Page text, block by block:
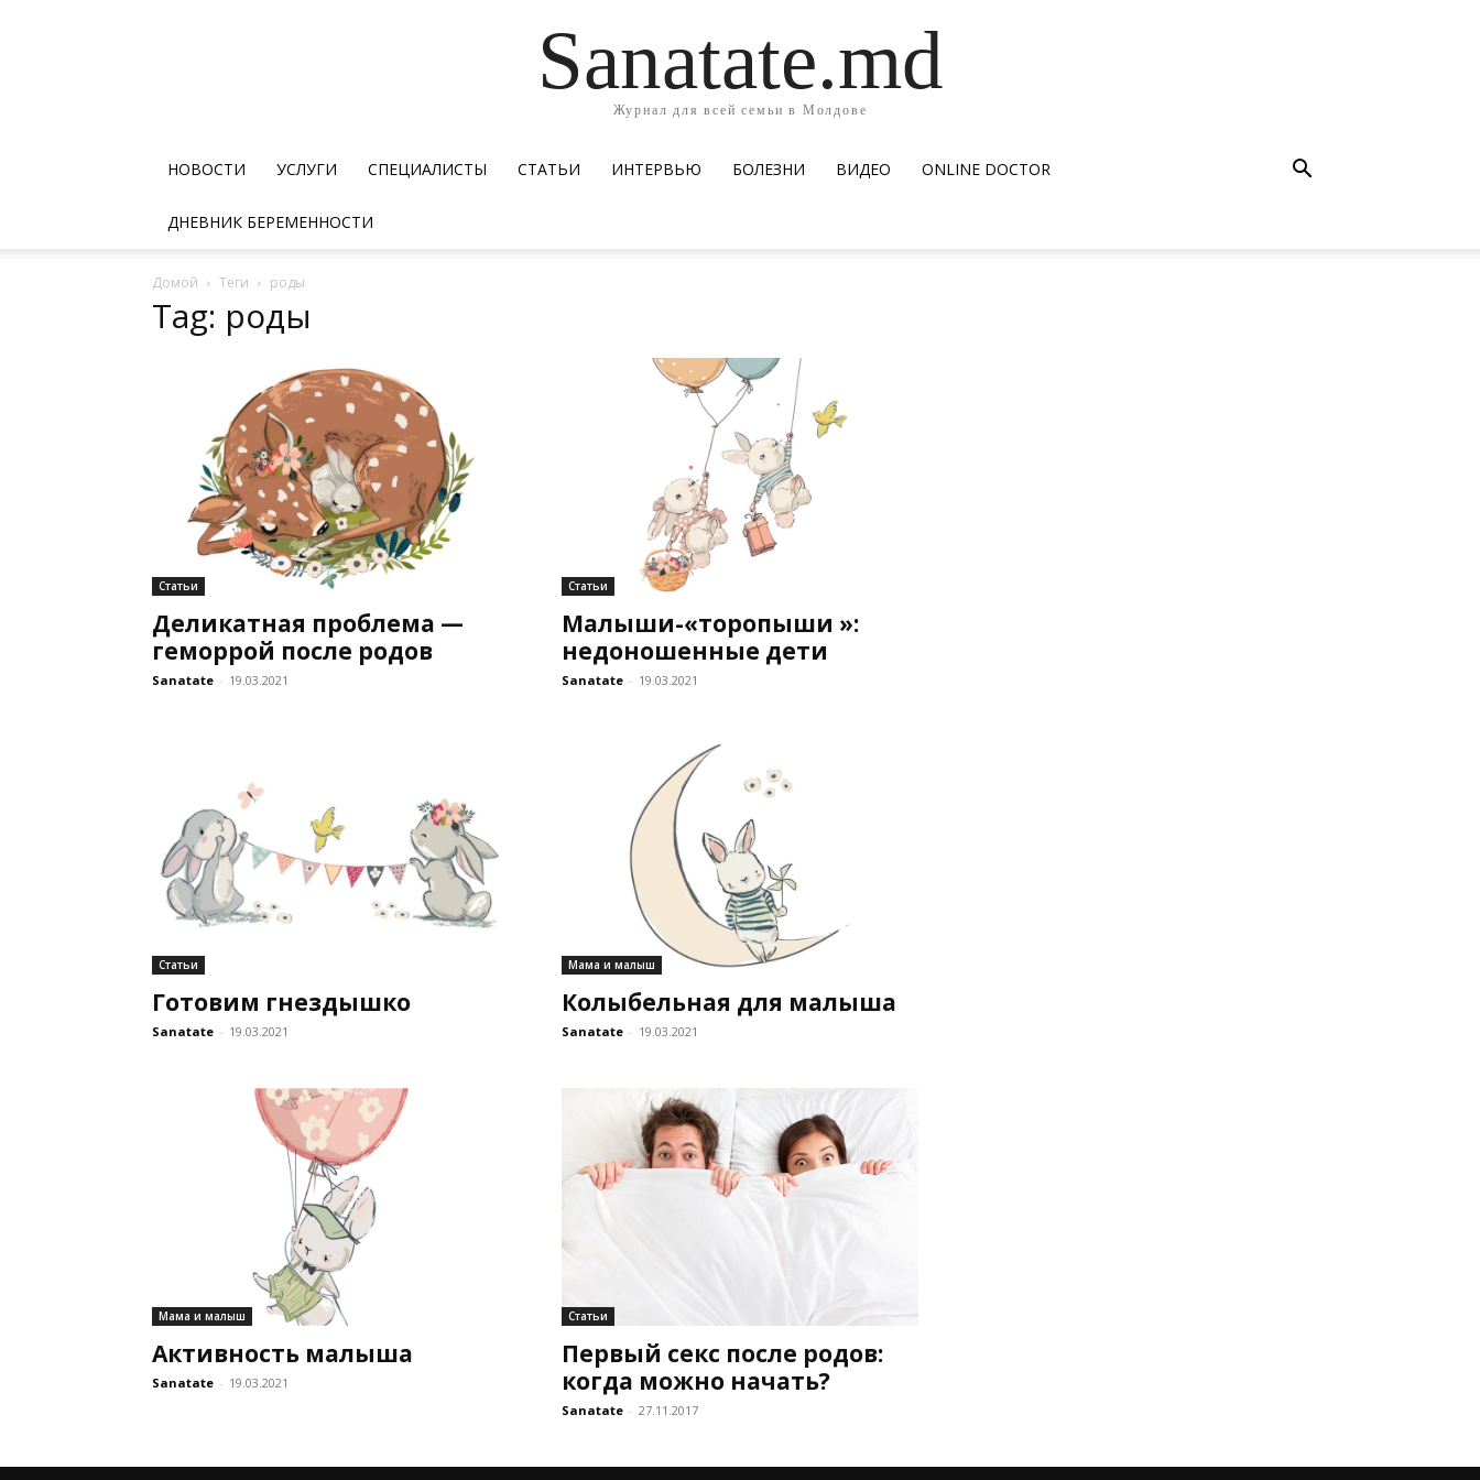
Sanatate.md
Журнал для всей семьи в Молдове
НОВОСТИ УСЛУГИ СПЕЦИАЛИСТЫ СТАТЬИ ИНТЕРВЬЮ БОЛЕЗНИ ВИДЕО ОNLINE DOCTOR
ДНЕВНИК БЕРЕМЕННОСТИ
Домой Теги роды
Tag: роды
Статьи
Деликатная проблема —
геморрой после родов
Sanatate - 19.03.2021
Статьи
Малыши-«торопыши »:
недоношенные дети
Sanatate - 19.03.2021
Статьи
Готовим гнездышко
Sanatate - 19.03.2021
Мама и малыш
Колыбельная для малыша
Sanatate - 19.03.2021
Мама и малыш
Активность малыша
Sanatate - 19.03.2021
Статьи
Первый секс после родов:
когда можно начать?
Sanatate - 27.11.2017